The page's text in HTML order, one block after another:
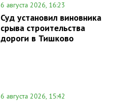
6 августа 2026, 16:23
Суд установил виновника
срыва строительства
дороги в Тишково
6 августа 2026, 15:42